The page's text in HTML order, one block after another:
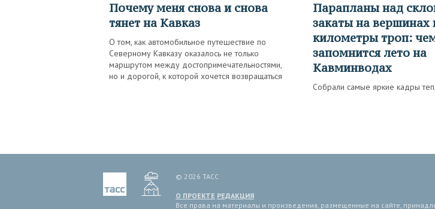
Почему меня снова и снова
тянет на Кавказ
О том, как автомобильное путешествие по
Северному Кавказу оказалось не только
маршрутом между достопримечательностями,
но и дорогой, к которой хочется возвращаться
Парапланы над склонами,
закаты на вершинах
километры троп:
запомнится лето на
Кавминводах
Собрали самые яркие кадры
© 2026 ТАСС
О ПРОЕКТЕ РЕДАКЦИЯ
Все права на материалы и произведения, размещенные на сайте,